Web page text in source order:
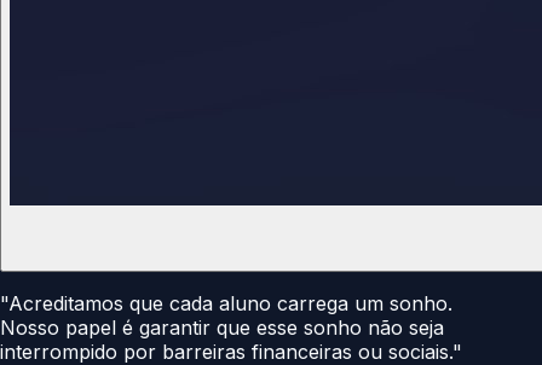
"Acreditamos que cada aluno carrega um sonho.
Nosso papel é garantir que esse sonho não seja
interrompido por barreiras financeiras ou sociais."